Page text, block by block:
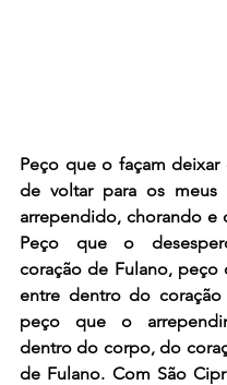
Peço que o façam deixar
de voltar para os meus
arrependido, chorando e
Peço que o
coração de Fulano, peço
entre dentro do
peço que o
dentro do corpo, do
de Fulano. Com São